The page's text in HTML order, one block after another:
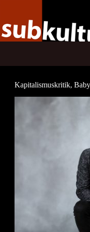
Kapitalismuskritik,